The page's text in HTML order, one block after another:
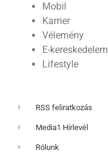
Mobil
Karrier
Vélemény
E-kereskedelem
Lifestyle
RSS feliratkozás
Media1 Hírlevél
Rólunk